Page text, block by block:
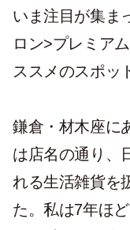
いま注目が集ま
ロン>プレミア
ススメのスポッ
鎌倉・材木座に
は店名の通り、
れる生活雑貨を
た。私は7年ほ